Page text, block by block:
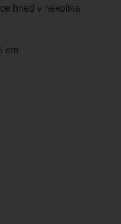
hned v několika
cm